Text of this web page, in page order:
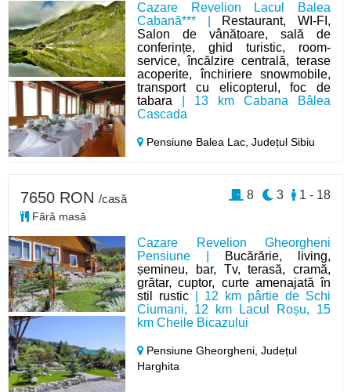
Cazare Revelion Lacul Balea
Cabană*** | Restaurant, WI-FI,
Salon de vânătoare, sală de
conferințe, ghid turistic, room-
service, încălzire centrală, terase
acoperite, închiriere snowmobile,
transport cu elicopterul, foc de
tabara | 13 km Cabana Bâlea
Cascada
Pensiune Balea Lac,Județul Sibiu
Cazare Revelion Gheorgheni
Pensiune |
Bucărărie, living,
șemineu, bar, Tv, terasă, cramă,
grătar, cuptor, curte amenajată în
stil rustic | 12 km pârtie de Schi
Ciumani, 12 km Lacul Roșu, 15
km Cheile Bicazului
Pensiune Gheorgheni,Județul
Harghita
7650 RON /casă
Fără masă
1 - 18
3
8